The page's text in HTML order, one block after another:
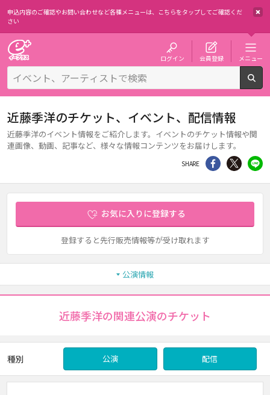
申込内容のご確認やお問い合わせなど各種メニューは、 こちらをタップしてご確認くだ
さい
ログイン 会員登録 メニュー
近藤季洋のチケット、イベント、配信情報
近藤季洋のイベント情報をご紹介します。イベントのチケット情報や関
連画像、動画、記事など、様々な情報コンテンツをお届けします。
SHARE シェア Twitter
お気に入りに登録する
登録すると先行販売情報等が受け取れます
公演情報
近藤季洋の関連公演のチケット
種別 公演 配信